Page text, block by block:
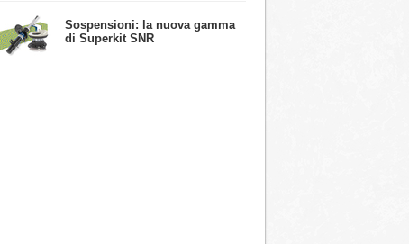
​Sospensioni: la nuova gamma
di Superkit SNR